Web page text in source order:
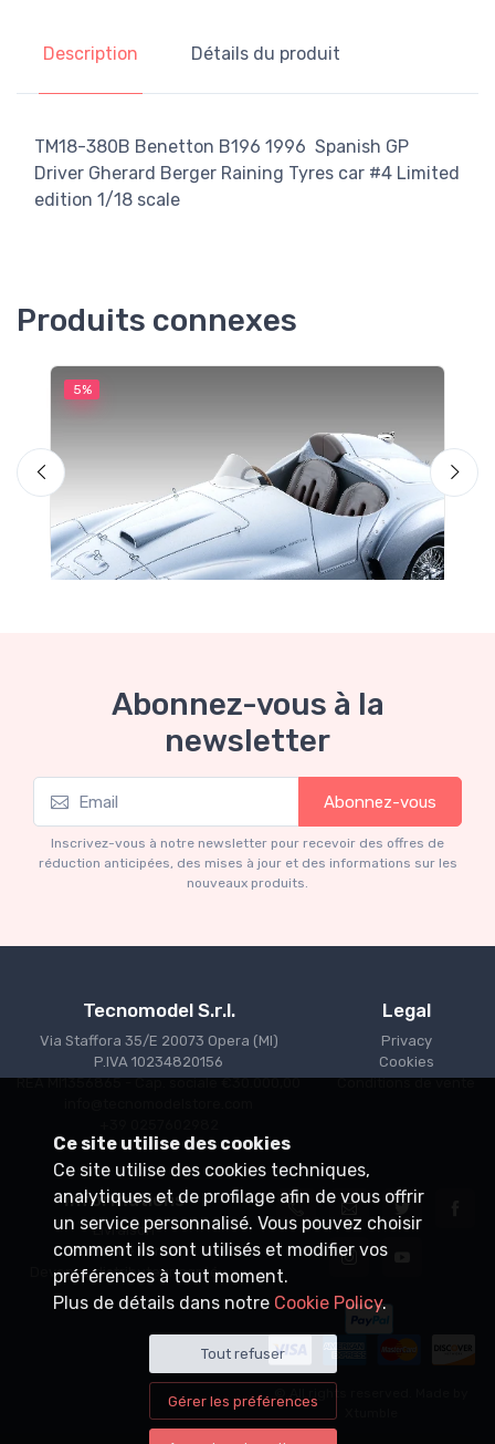
Description Détails du produit
TM18-380B Benetton B196 1996 Spanish GP
Driver Gherard Berger Raining Tyres car #4 Limited
edition 1/18 scale
Produits connexes
5%
Mythos Collection 1-18
Ferrari 166 MM Abarth Metallic Silver Press
€227.05 €239.00
Abonnez-vous à la
newsletter
Abonnez-vous
Inscrivez-vous à notre newsletter pour recevoir des offres de
réduction anticipées, des mises à jour et des informations sur les
nouveaux produits.
Tecnomodel S.r.l.
Via Staffora 35/E 20073 Opera (MI)
P.IVA 10234820156
REA MI1356865 - Cap. sociale €30.000,00
Legal
Privacy
Cookies
Conditions de vente
Informations
Livraison
Points de vente
Devenez distributeur agréé
Ce site utilise des cookies
Ce site utilise des cookies techniques,
analytiques et de profilage afin de vous offrir
un service personnalisé. Vous pouvez choisir
comment ils sont utilisés et modifier vos
préférences à tout moment.
Plus de détails dans notre Cookie Policy.
Tout refuser
Gérer les préférences